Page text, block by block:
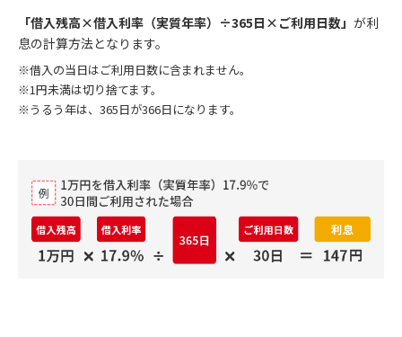
「借入残高×借入利率（実質年率）÷365日×ご利用日数」 が利
息の計算方法となります。
※借入の当日はご利用日数に含まれません。
※1円未満は切り捨てます。
※うるう年は、365日が366日になります。